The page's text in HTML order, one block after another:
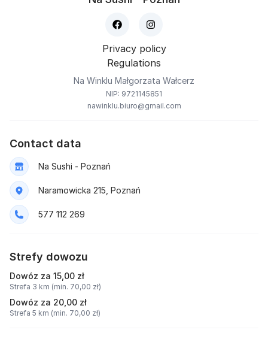
Privacy policy
Regulations
Na Winklu Małgorzata Wałcerz
NIP: 9721145851
nawinklu.biuro@gmail.com
Contact data
Na Sushi - Poznań
Naramowicka 215, Poznań
577 112 269
Strefy dowozu
Dowóz za 15,00 zł
Strefa 3 km (min. 70,00 zł)
Dowóz za 20,00 zł
Strefa 5 km (min. 70,00 zł)